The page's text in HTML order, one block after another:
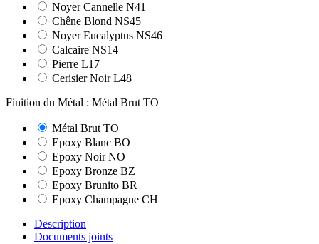
Noyer Cannelle N41
Chêne Blond NS45
Noyer Eucalyptus NS46
Calcaire NS14
Pierre L17
Cerisier Noir L48
Finition du Métal : Métal Brut TO
Métal Brut TO
Epoxy Blanc BO
Epoxy Noir NO
Epoxy Bronze BZ
Epoxy Brunito BR
Epoxy Champagne CH
Description
Documents joints